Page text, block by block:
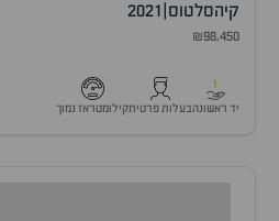
קיהסלטוס 2021
₪98,450
1
יד ראשונהבעלות פרטיתקילומטראז נמוך